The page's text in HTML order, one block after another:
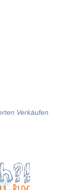
Verkäufen